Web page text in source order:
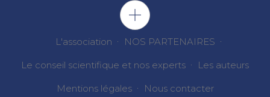
L'association NOS PARTENAIRES
Le conseil scientifique et nos experts Les auteurs
Mentions légales Nous contacter